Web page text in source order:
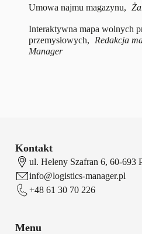
Umowa najmu magazynu,
Interaktywna mapa wolnych
przemysłowych,
Redakcja
Manager
Kontakt
ul. Heleny Szafran 6, 60-693
info@logistics-manager.pl
+48 61 30 70 226
Menu